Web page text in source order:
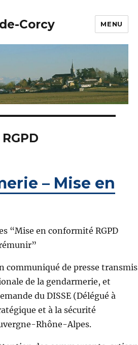
Corcy MENU
RGPD
– Mise en
“Mise en conformité RGPD
communiqué de presse transmis
de la gendarmerie, et
du DISSE (Délégué à
et à la sécurité
Rhône-Alpes.